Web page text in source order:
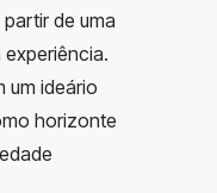
de uma
um ideário
horizonte